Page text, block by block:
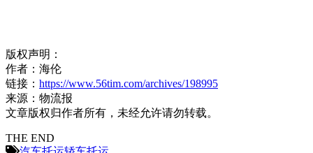
版权声明：
作者：海伦
链接： https://www.56tim.com/archives/198995
来源：物流报
文章版权归作者所有，未经允许请勿转载。
THE END